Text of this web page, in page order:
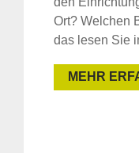
Ort? Welchen
das lesen Sie
MEHR